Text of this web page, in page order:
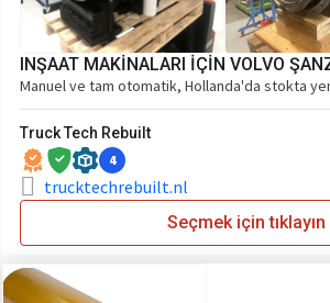
INŞAAT MAKİNALARI İÇİN VOLVO
Manuel ve tam otomatik, Hollanda'da stokta
Truck Tech Rebuilt
4
trucktechrebuilt.nl
Seçmek için tıklayın